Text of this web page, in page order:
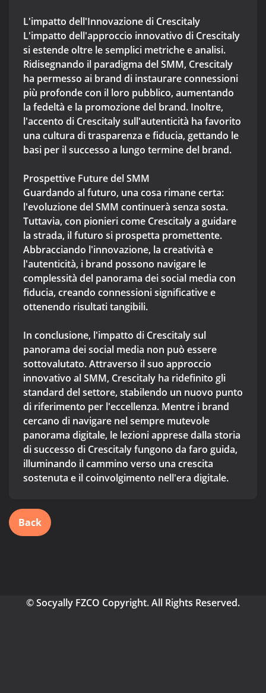
L'impatto dell'Innovazione di Crescitaly
L'impatto dell'approccio innovativo di Crescitaly
si estende oltre le semplici metriche e analisi.
Ridisegnando il paradigma del SMM, Crescitaly
ha permesso ai brand di instaurare connessioni
più profonde con il loro pubblico, aumentando
la fedeltà e la promozione del brand. Inoltre,
l'accento di Crescitaly sull'autenticità ha favorito
una cultura di trasparenza e fiducia, gettando le
basi per il successo a lungo termine del brand.
Prospettive Future del SMM
Guardando al futuro, una cosa rimane certa:
l'evoluzione del SMM continuerà senza sosta.
Tuttavia, con pionieri come Crescitaly a guidare
la strada, il futuro si prospetta promettente.
Abbracciando l'innovazione, la creatività e
l'autenticità, i brand possono navigare le
complessità del panorama dei social media con
fiducia, creando connessioni significative e
ottenendo risultati tangibili.
In conclusione, l'impatto di Crescitaly sul
panorama dei social media non può essere
sottovalutato. Attraverso il suo approccio
innovativo al SMM, Crescitaly ha ridefinito gli
standard del settore, stabilendo un nuovo punto
di riferimento per l'eccellenza. Mentre i brand
cercano di navigare nel sempre mutevole
panorama digitale, le lezioni apprese dalla storia
di successo di Crescitaly fungono da faro guida,
illuminando il cammino verso una crescita
sostenuta e il coinvolgimento nell'era digitale.
Back
© Socyally FZCO Copyright. All Rights Reserved.